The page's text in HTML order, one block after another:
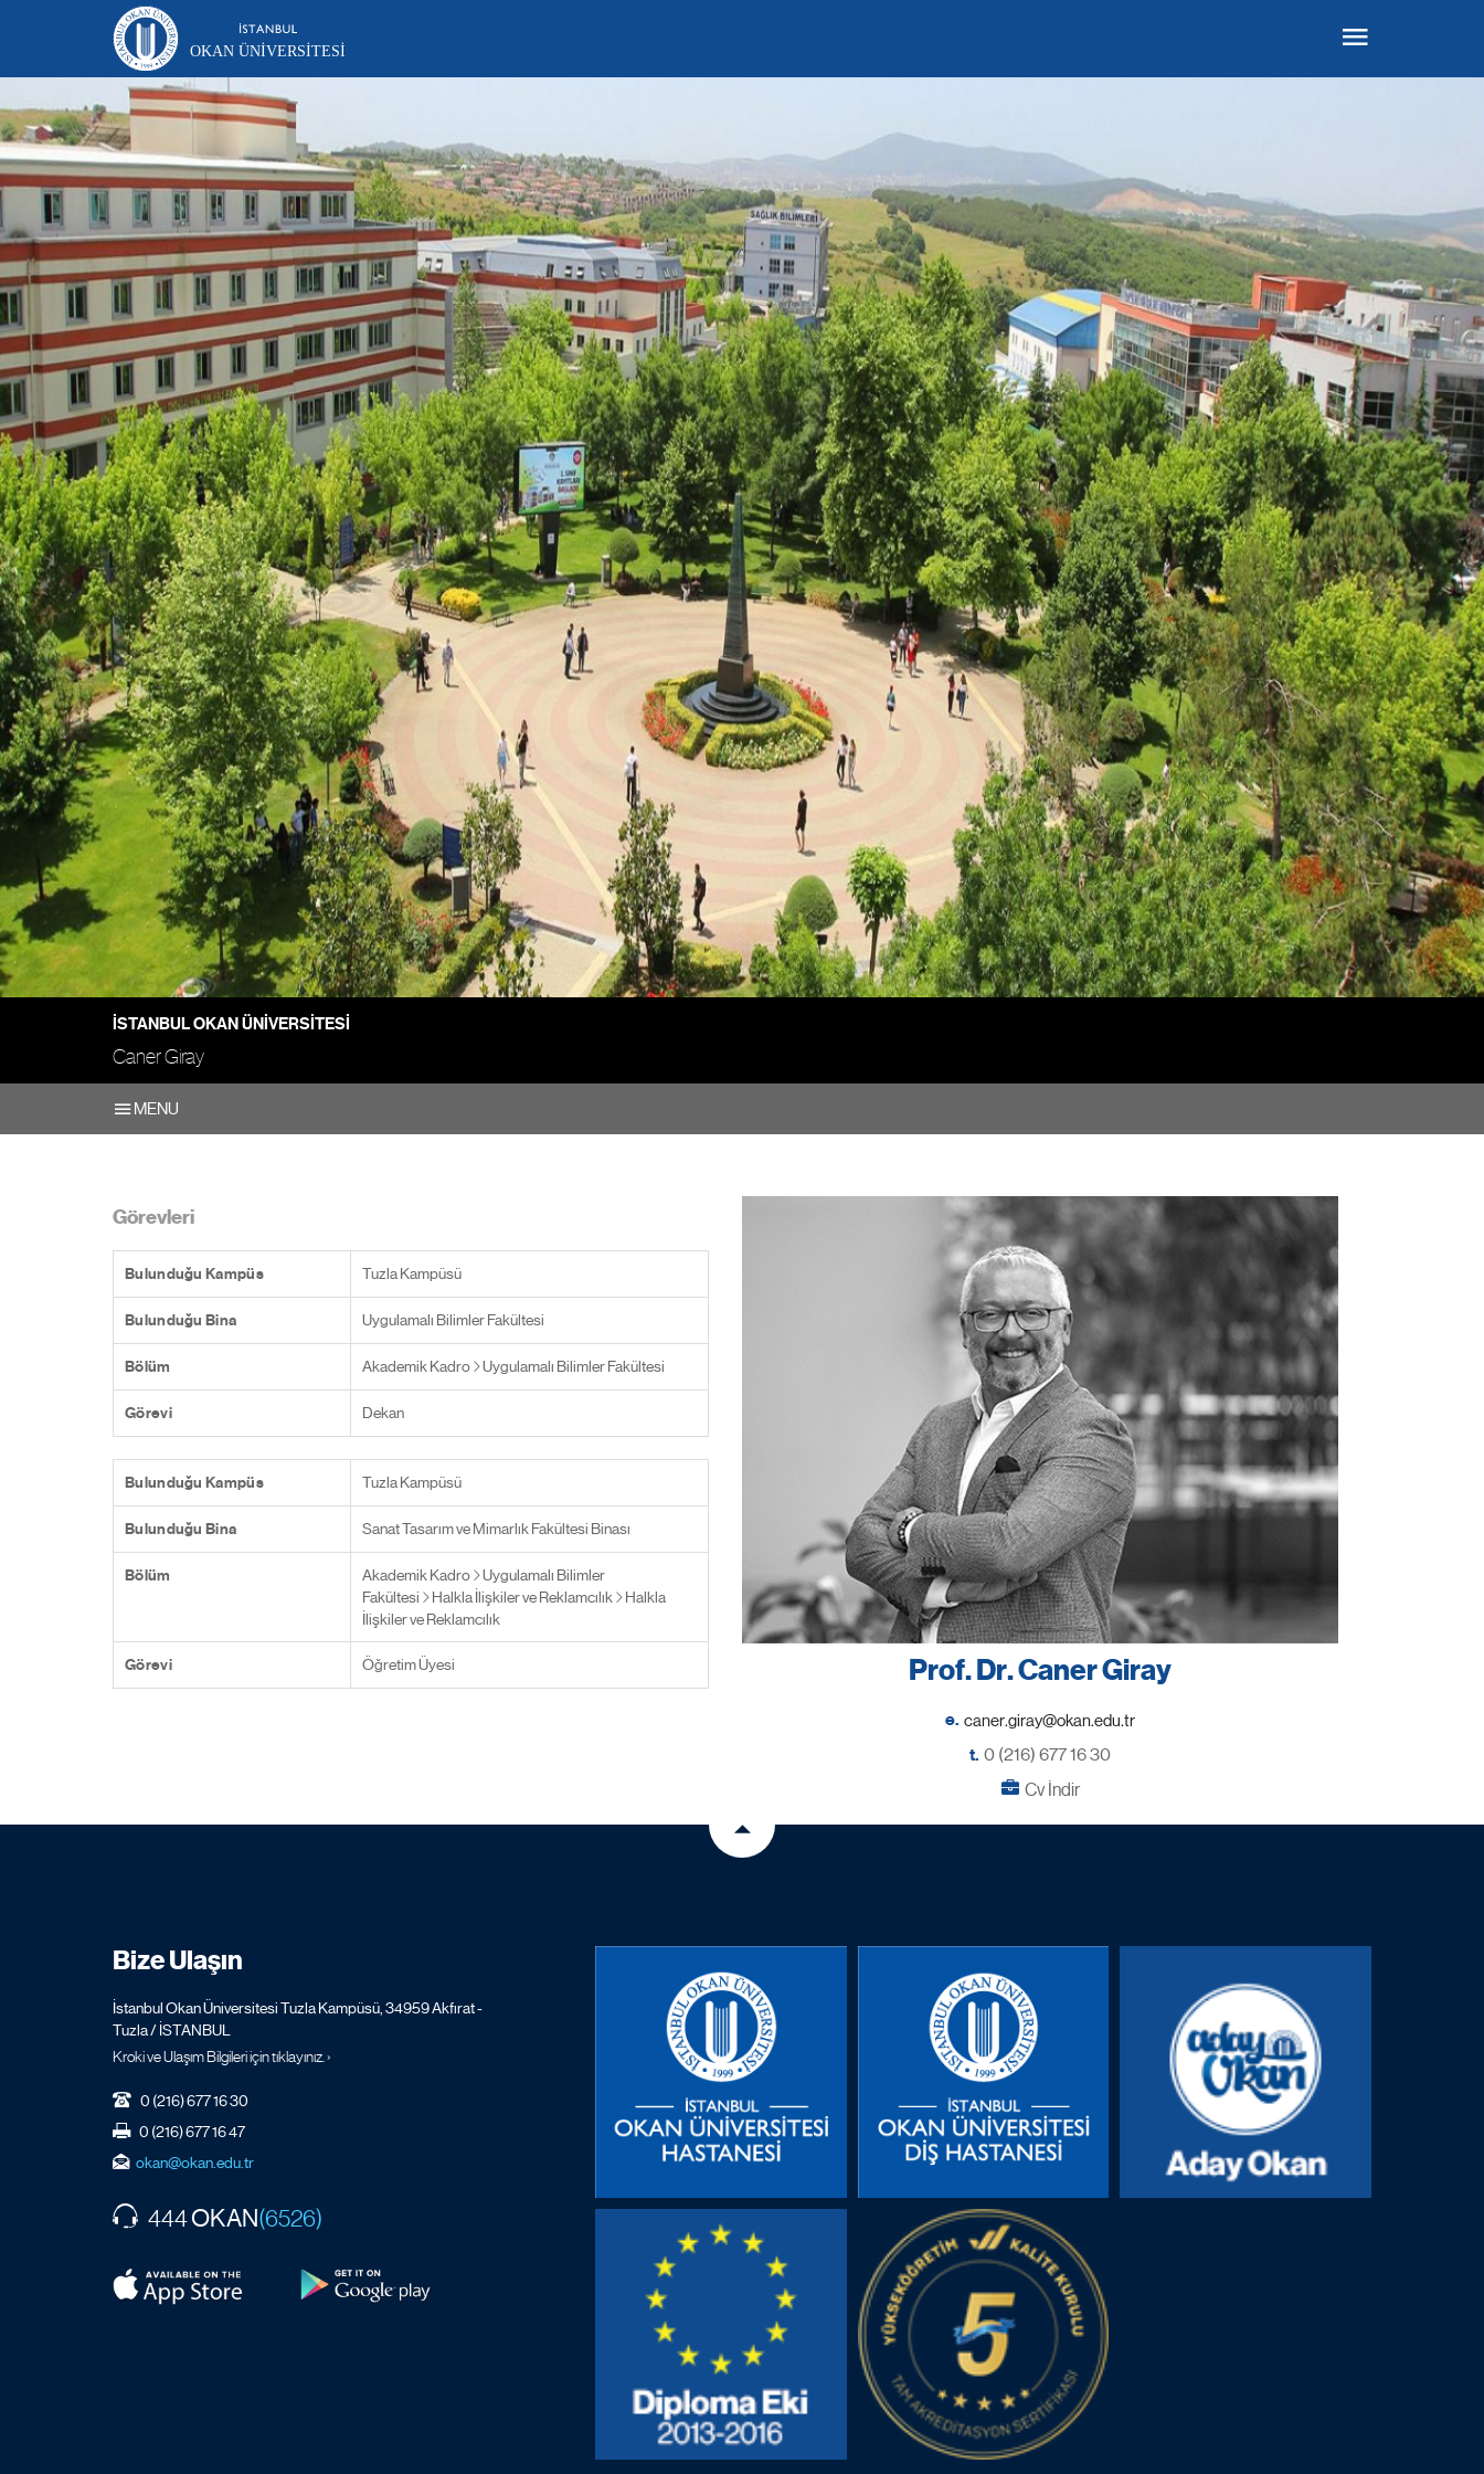
OKAN ÜNIVERSITESI
İSTANBUL OKAN ÜNIVERSITESI
Caner Giray
MENU
Prof. Dr. Caner Giray
e.
t. 0 (216) 677 16 30
Cv İndir
Görevleri
Bulunduğu Kampüs Tuzla Kampüsü
Bulunduğu Bina Uygulamalı Bilimler Fakültesi
Bölüm Akademik Kadro Uygulamalı Bilimler Fakültesi
Görevi Dekan
Bulunduğu Kampüs Tuzla Kampüsü
Bulunduğu Bina Sanat Tasarım ve Mimarlık Fakültesi Binası
Bölüm Akademik Kadro
Uygulamalı Bilimler
Fakültesi
Halkla İlişkiler ve Reklamcılık
Halkla
İlişkiler ve Reklamcılık
Görevi Öğretim Üyesi
Bize Ulaşın
İstanbul Okan Üniversitesi Tuzla Kampüsü, 34959 Akfırat -
Tuzla / İSTANBUL
Kroki ve Ulaşım Bilgileri için tıklayınız. ›
0 (216) 677 16 30
0 (216) 677 16 47
okan@okan.edu.tr
444OKAN(6526)